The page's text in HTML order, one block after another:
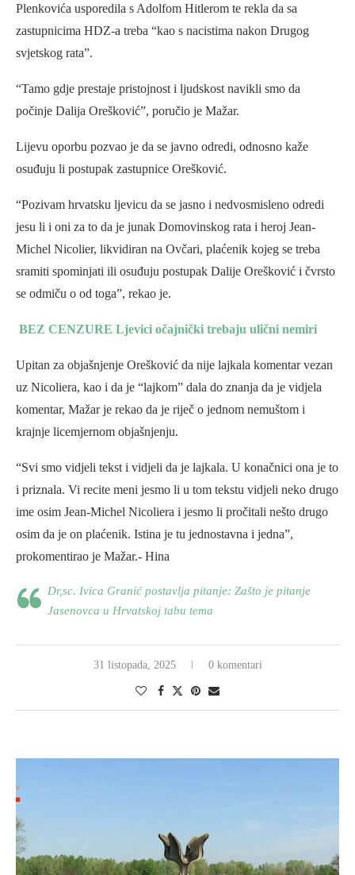
Plenkovića usporedila s Adolfom Hitlerom te rekla da sa
zastupnicima HDZ-a treba “kao s nacistima nakon Drugog
svjetskog rata”.
“Tamo gdje prestaje pristojnost i ljudskost navikli smo da
počinje Dalija Orešković”, poručio je Mažar.
Lijevu oporbu pozvao je da se javno odredi, odnosno kaže
osuđuju li postupak zastupnice Orešković.
“Pozivam hrvatsku ljevicu da se jasno i nedvosmisleno odredi
jesu li i oni za to da je junak Domovinskog rata i heroj Jean-
Michel Nicolier, likvidiran na Ovčari, plaćenik kojeg se treba
sramiti spominjati ili osuđuju postupak Dalije Orešković i čvrsto
se odmiču o od toga”, rekao je.
BEZ CENZURE Ljevici očajnički trebaju ulični nemiri
Upitan za objašnjenje Orešković da nije lajkala komentar vezan
uz Nicoliera, kao i da je “lajkom” dala do znanja da je vidjela
komentar, Mažar je rekao da je riječ o jednom nemuštom i
krajnje licemjernom objašnjenju.
“Svi smo vidjeli tekst i vidjeli da je lajkala. U konačnici ona je to
i priznala. Vi recite meni jesmo li u tom tekstu vidjeli neko drugo
ime osim Jean-Michel Nicoliera i jesmo li pročitali nešto drugo
osim da je on plaćenik. Istina je tu jednostavna i jedna”,
prokomentirao je Mažar.- Hina
Dr,sc. Ivica Granić postavlja pitanje: Zašto je pitanje
Jasenovca u Hrvatskoj tabu tema
31 listopada, 2025 0 komentari